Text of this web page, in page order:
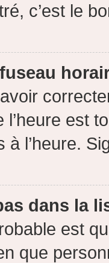
c’est le
l’heure est
à l’heure.
dans la
est
que